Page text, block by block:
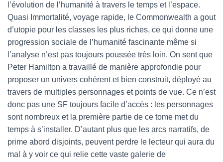
l’évolution de l’humanité à travers le temps et l’espace.
Quasi Immortalité, voyage rapide, le Commonwealth a gout
d’utopie pour les classes les plus riches, ce qui donne une
progression sociale de l’humanité fascinante même si
l’analyse n’est pas toujours poussée très loin. On sent que
Peter Hamilton a travaillé de manière approfondie pour
proposer un univers cohérent et bien construit, déployé au
travers de multiples personnages et points de vue. Ce n’est
donc pas une SF toujours facile d’accès : les personnages
sont nombreux et la première partie de ce tome met du
temps à s’installer. D’autant plus que les arcs narratifs, de
prime abord disjoints, peuvent perdre le lecteur qui aura du
mal à y voir ce qui relie cette vaste galerie de